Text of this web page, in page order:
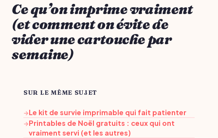
Ce qu’on imprime vraiment
(et comment on évite de
vider une cartouche par
semaine)
SUR LE MÊME SUJET
→Le kit de survie imprimable qui fait patienter
→Printables de Noël gratuits : ceux qui ont
vraiment servi (et les autres)